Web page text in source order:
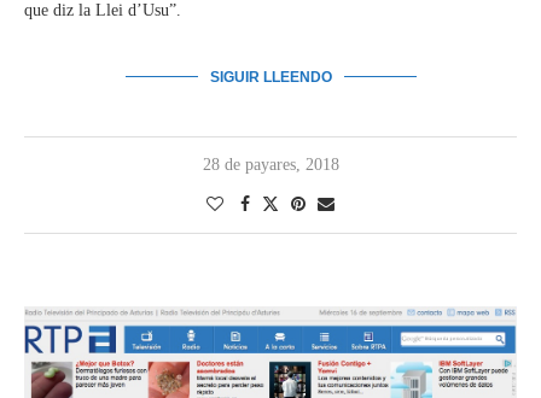
que diz la Llei d’Usu”.
SIGUIR LLEENDO
28 de payares, 2018